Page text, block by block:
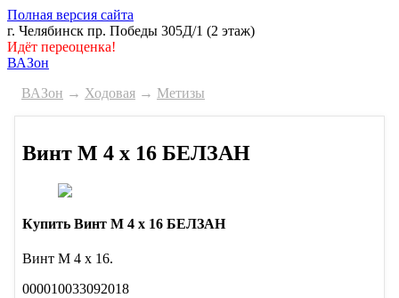
Полная версия сайта
г. Челябинск пр. Победы 305Д/1 (2 этаж)
Идёт переоценка!
ВАЗон
ВАЗон → Ходовая → Метизы
Винт М 4 х 16 БЕЛЗАН
Купить Винт М 4 х 16 БЕЛЗАН
Винт М 4 х 16.
000010033092018